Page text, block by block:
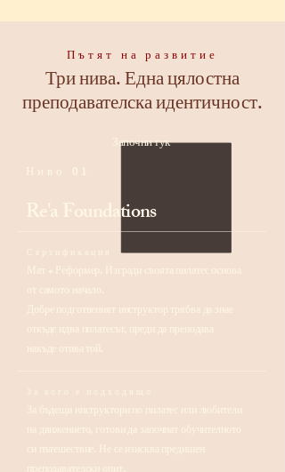
Пътят на развитие
Три нива. Една цялостна
преподавателска идентичност.
Започни тук
Re'a Foundations